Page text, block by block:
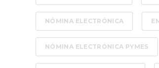
NÓMINA ELECTRÓNICA
NÓMINA ELECTRÓNICA PYMES